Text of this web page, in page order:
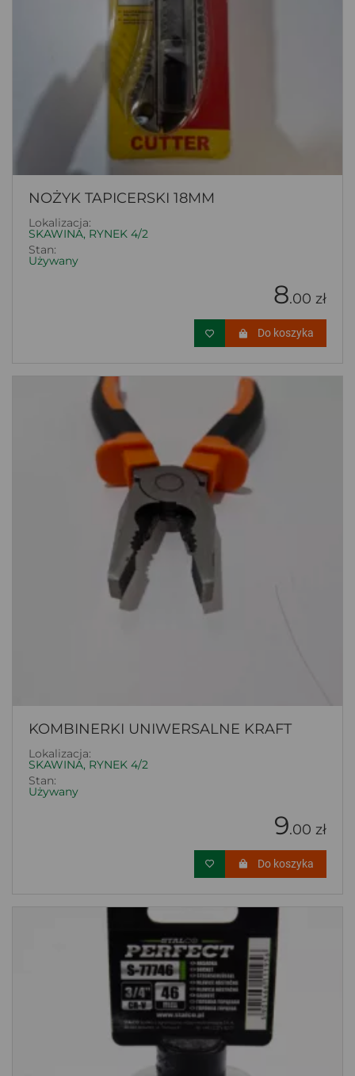
NOŻYK TAPICERSKI 18MM
Lokalizacja:
SKAWINA, RYNEK 4/2
Stan:
Używany
8.00 zł
Do koszyka
KOMBINERKI UNIWERSALNE KRAFT
Lokalizacja:
SKAWINA, RYNEK 4/2
Stan:
Używany
9.00 zł
Do koszyka